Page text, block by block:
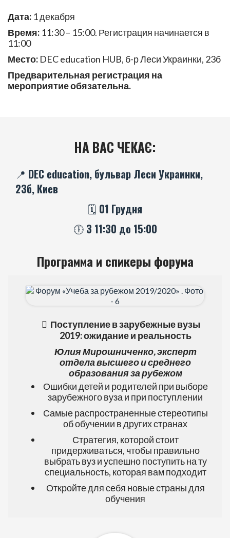
Дата: 1 декабря
Время: 11:30 – 15:00. Регистрация начинается в
11:00
Место: DEC education HUB, б-р Леси Украинки, 23б
Предварительная регистрация на
мероприятие обязательна.
НА ВАС ЧЕКАЄ:
📍 DEC education, бульвар Леси Украинки,
23б, Киев
🗓️ 01 Грудня
🕕 З 11:30 до 15:00
Программа и спикеры форума
Поступление в зарубежные вузы
2019: ожидание и реальность
Юлия Мирошниченко, эксперт
отдела высшего и среднего
образования за рубежом
Ошибки детей и родителей при выборе
зарубежного вуза и при поступлении
Самые распространенные стереотипы
об обучении в других странах
Стратегия, которой стоит
придерживаться, чтобы правильно
выбрать вуз и успешно поступить на ту
специальность, которая вам подходит
Откройте для себя новые страны для
обучения